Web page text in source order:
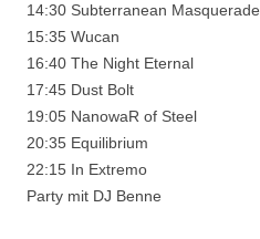
14:30 Subterranean Masquerade
15:35 Wucan
16:40 The Night Eternal
17:45 Dust Bolt
19:05 NanowaR of Steel
20:35 Equilibrium
22:15 In Extremo
Party mit DJ Benne